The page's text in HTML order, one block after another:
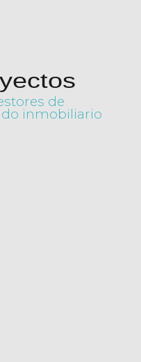
de
inmobiliario